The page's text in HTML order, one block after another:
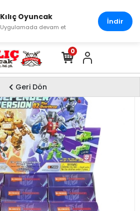
0
Geri Dön
Kılıç Oyuncak
Uygulamada devam et
İndir